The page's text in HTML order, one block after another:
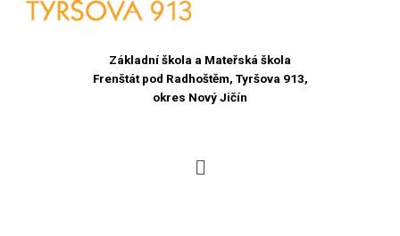
Základní škola a Mateřská škola
Frenštát pod Radhoštěm, Tyršova 913,
okres Nový Jičín